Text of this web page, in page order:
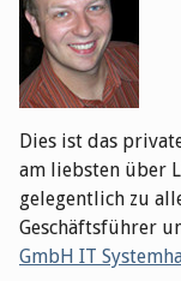
Dies ist das
am liebsten über
gelegentlich zu
Geschäftsführer
GmbH IT